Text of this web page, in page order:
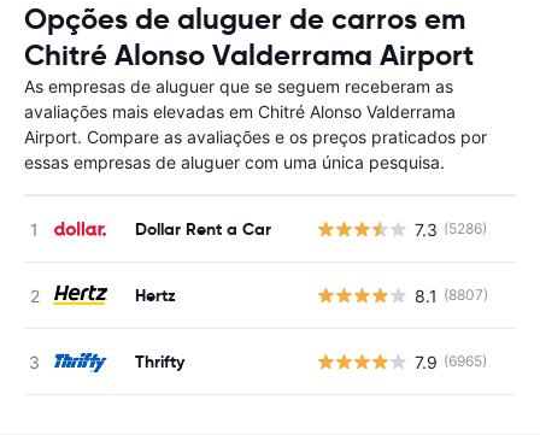
Opções de aluguer de carros em
Chitré Alonso Valderrama Airport
As empresas de aluguer que se seguem receberam as
avaliações mais elevadas em Chitré Alonso Valderrama
Airport. Compare as avaliações e os preços praticados por
essas empresas de aluguer com uma única pesquisa.
Dollar Rent a Car 7.3 (5286)
Hertz 8.1 (8807)
Thrifty 7.9 (6965)